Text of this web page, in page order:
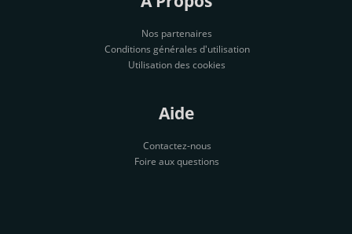
Nos partenaires
Conditions générales d'utilisation
Utilisation des cookies
Aide
Contactez-nous
Foire aux questions